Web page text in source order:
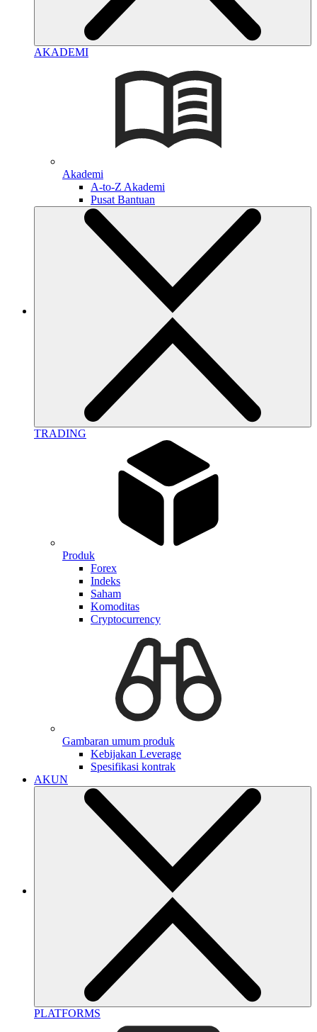
AKADEMI
Akademi
A-to-Z Akademi
Pusat Bantuan
TRADING
Produk
Forex
Indeks
Saham
Komoditas
Cryptocurrency
Gambaran umum produk
Kebijakan Leverage
Spesifikasi kontrak
AKUN
PLATFORMS